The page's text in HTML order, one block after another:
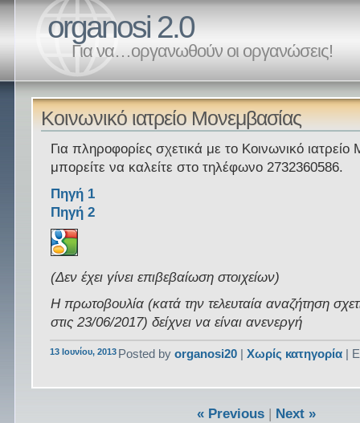
organosi 2.0
Για να…οργανωθούν οι οργανώσεις!
Κοινωνικό ιατρείο Μονεμβασίας
Για πληροφορίες σχετικά με το Κοινωνικό
μπορείτε να καλείτε στο τηλέφωνο 2732360586.
Πηγή 1
Πηγή 2
(Δεν έχει γίνει επιβεβαίωση στοιχείων)
Η πρωτοβουλία (κατά την τελευταία αναζήτηση
στις 23/06/2017) δείχνει να είναι ανενεργή
13 Ιουνίου, 2013 Posted byorganosi20 |Χωρίς κατηγορία |
« Previous|
Next »